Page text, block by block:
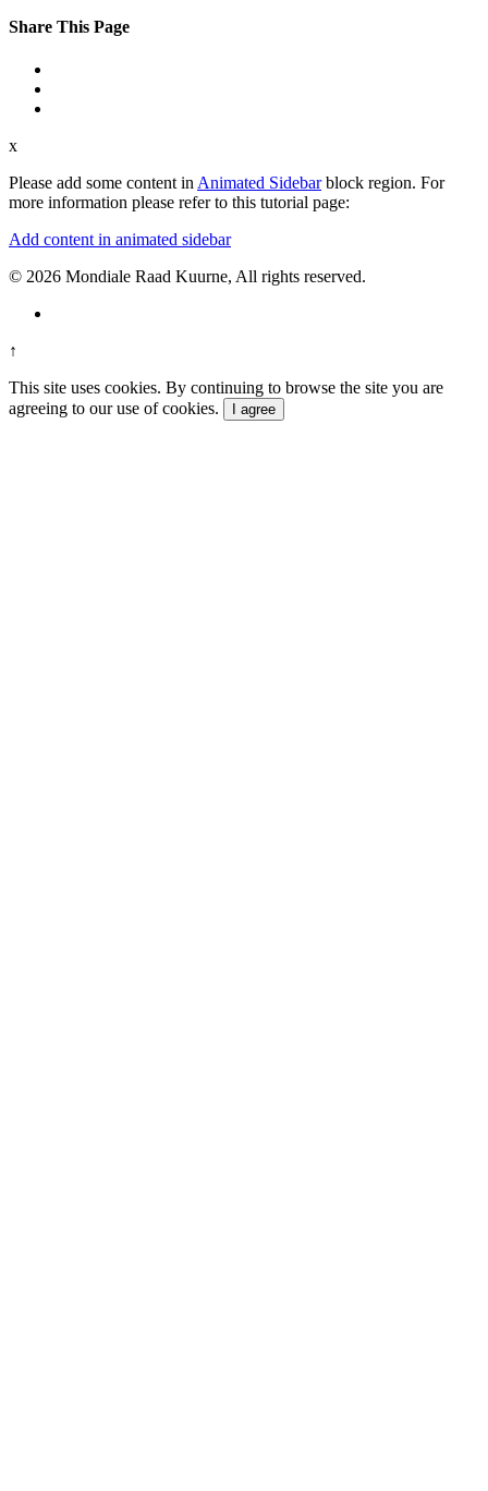
Share This Page
x
Please add some content in Animated Sidebarblock region. For
more information please refer to this tutorial page:
Add content in animated sidebar
© 2026 Mondiale Raad Kuurne, All rights reserved.
↑
This site uses cookies. By continuing to browse the site you are
agreeing to our use of cookies.
I agree